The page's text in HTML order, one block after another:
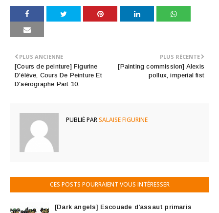
PLUS RÉCENTE
[Painting commission] Alexis
pollux, imperial fist
PLUS ANCIENNE
[Cours de peinture] Figurine
D'élève, Cours De Peinture Et
D'aérographe Part 10.
PUBLIÉ PARSALAISE FIGURINE
CES POSTS POURRAIENT VOUS INTÉRESSER
[Dark angels] Escouade d'assaut primaris